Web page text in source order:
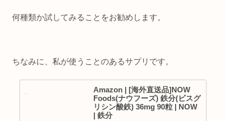
何種類か試してみることをお勧めします。
ちなみに、私が使うことのあるサプリです。
Amazon | [海外直送品]NOW
Foods(ナウフーズ) 鉄分(ビスグ
リシン酸鉄) 36mg 90粒 | NOW
| 鉄分